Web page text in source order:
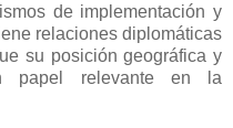
de implementación y
relaciones diplomáticas
su posición geográfica y
papel relevante en la